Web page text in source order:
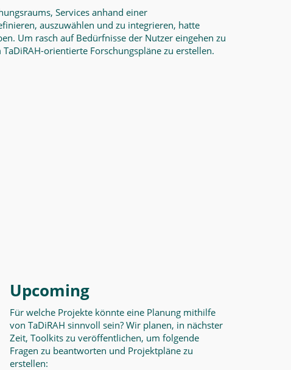
Services anhand einer
auszuwählen und zu integrieren, hatte
Um rasch auf Bedürfnisse der Nutzer eingehen zu
orientierte Forschungspläne zu erstellen.
Upcoming
Für welche Projekte könnte eine Planung mithilfe
von TaDiRAH sinnvoll sein? Wir planen, in nächster
Zeit, Toolkits zu veröffentlichen, um folgende
Fragen zu beantworten und Projektpläne zu
erstellen: